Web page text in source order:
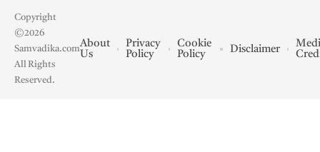
Copyright
©2026
Samvadika.com
All Rights
Reserved.
About
Us
Privacy
Policy
Cookie
Policy
Disclaimer